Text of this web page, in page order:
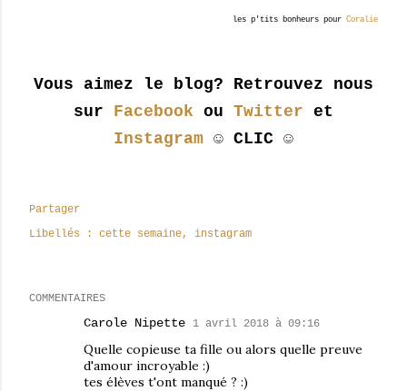
les p'tits bonheurs pour Coralie
Vous aimez le blog? Retrouvez nous
sur Facebook ou Twitter et
Instagram ☺ CLIC ☺
Partager
Libellés :
cette semaine instagram
COMMENTAIRES
Carole Nipette 1 avril 2018 à 09:16
Quelle copieuse ta fille ou alors quelle preuve
d'amour incroyable :)
tes élèves t'ont manqué ? :)